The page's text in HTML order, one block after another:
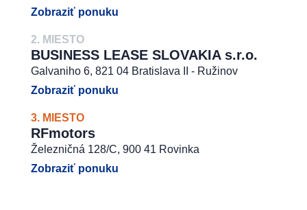
Zobraziť ponuku
2. MIESTO
BUSINESS LEASE SLOVAKIA s.r.o.
Galvaniho 6, 821 04 Bratislava II - Ružinov
Zobraziť ponuku
3. MIESTO
RFmotors
Železničná 128/C, 900 41 Rovinka
Zobraziť ponuku